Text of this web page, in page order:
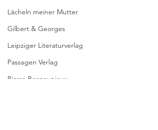
Lächeln meiner Mutter
Gilbert & Georges
Leipziger Literaturverlag
Passagen Verlag
Pierre Bergounioux